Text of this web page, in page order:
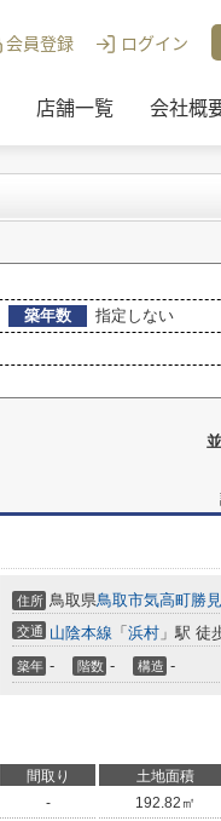
会員登録 ログイン
店舗一覧 会社概
築年数
指定しない
住所 鳥取県鳥取市気高町勝見
交通 山陰本線 「 浜村 」駅 徒
築年 - 階数 - 構造 -
間取り 土地面積
- 192.82㎡